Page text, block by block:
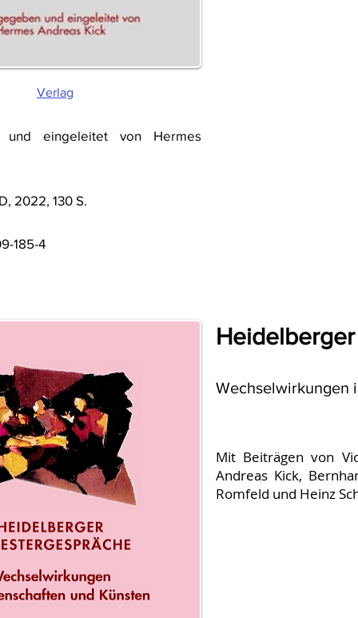
Verlag
und eingeleitet von Hermes
2022, 130 S.
185-4
Wechselwirkungen
Mit Beiträgen von
Andreas Kick,
Romfeld und Heinz